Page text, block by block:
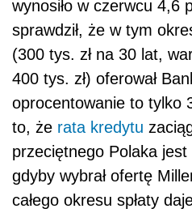
wynosiło w czerwcu 4,6
sprawdził, że w tym
(300 tys. zł na 30 lat,
400 tys. zł) oferował
oprocentowanie to tylko
to, że rata kredytu
przeciętnego Polaka jest
gdyby wybrał ofertę
całego okresu spłaty